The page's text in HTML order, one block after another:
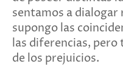
sentamos a
supongo las
las diferencias,
de los prejuicios.